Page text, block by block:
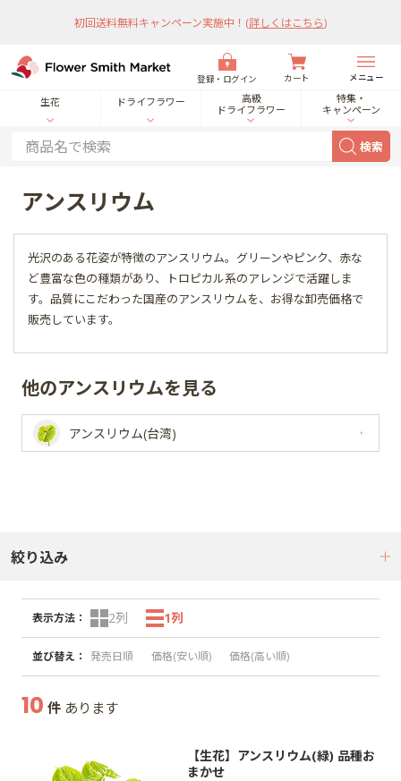
初回送料無料キャンペーン実施中！ (詳しくはこちら)
登録・ログイン カート メニュー
生花 ドライフラワー
高級
ドライフラワー
特集・
キャンペーン
検索
アンスリウム
光沢のある花姿が特徴のアンスリウム。グリーンやピンク、赤な
ど豊富な色の種類があり、トロピカル系のアレンジで活躍しま
す。品質にこだわった国産のアンスリウムを、お得な卸売価格で
販売しています。
他のアンスリウムを見る
アンスリウム(台湾)
絞り込み
表示方法： 2列 1列
並び替え ： 発売日順 価格(安い順) 価格(高い順)
10 件 あります
【生花】アンスリウム(緑) 品種お
まかせ